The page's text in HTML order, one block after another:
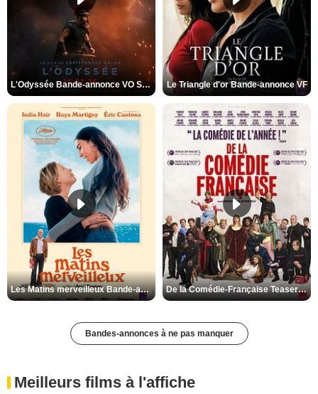
L'Odyssée Bande-annonce VO STFR Le Triangle d'or Bande-annonce VF
Les Matins merveilleux Bande-annonce VF De la Comédie-Française Teaser VF
Bandes-annonces à ne pas manquer
Meilleurs films à l'affiche